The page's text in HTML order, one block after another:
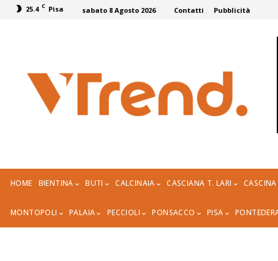
25.4 C Pisa sabato 8 Agosto 2026 Contatti Pubblicità
HOME BIENTINA BUTI CALCINAIA CASCIANA T. LARI CASCINA
MONTOPOLI PALAIA PECCIOLI PONSACCO PISA